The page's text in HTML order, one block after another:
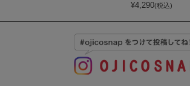
¥4,290(税込)